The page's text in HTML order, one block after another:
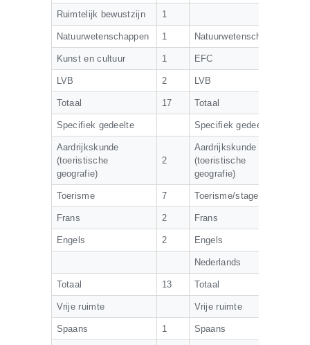
Ruimtelijk bewustzijn 1
Natuurwetenschappen 1 Natuurwetenschappen
Kunst en cultuur 1 EFC
LVB 2 LVB
Totaal 17 Totaal
Specifiek gedeelte Specifiek gedeelte
Aardrijkskunde
(toeristische
geografie)
2
Aardrijkskunde
(toeristische
geografie)
Toerisme 7 Toerisme/stage*
Frans 2 Frans
Engels 2 Engels
Nederlands
Totaal 13 Totaal
Vrije ruimte Vrije ruimte
Spaans 1 Spaans